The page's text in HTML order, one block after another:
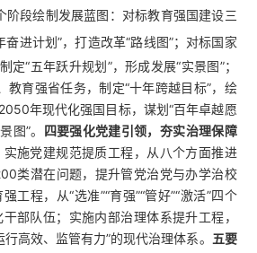
阶段绘制发展蓝图：对标教育强国建设三
奋进计划”，打造改革“路线图”；对标国家
定“五年跃升规划”，形成发展“实景图”；
教育强省任务，制定“十年跨越目标”，绘
年现代化强国目标，谋划“百年卓越愿
图”。 四要强化党建引领，夯实治理保障
实施党建规范提质工程，从八个方面推进
类潜在问题，提升管党治党与办学治校
工程，从“选准”“育强”“管好”“激活”四个
部队伍；实施内部治理体系提升工程，
高效、监管有力”的现代治理体系。 五要